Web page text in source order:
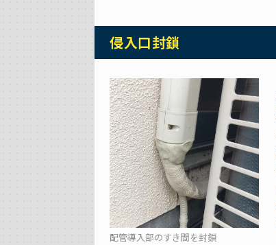
侵入口封鎖
配管導入部のすき間を封鎖